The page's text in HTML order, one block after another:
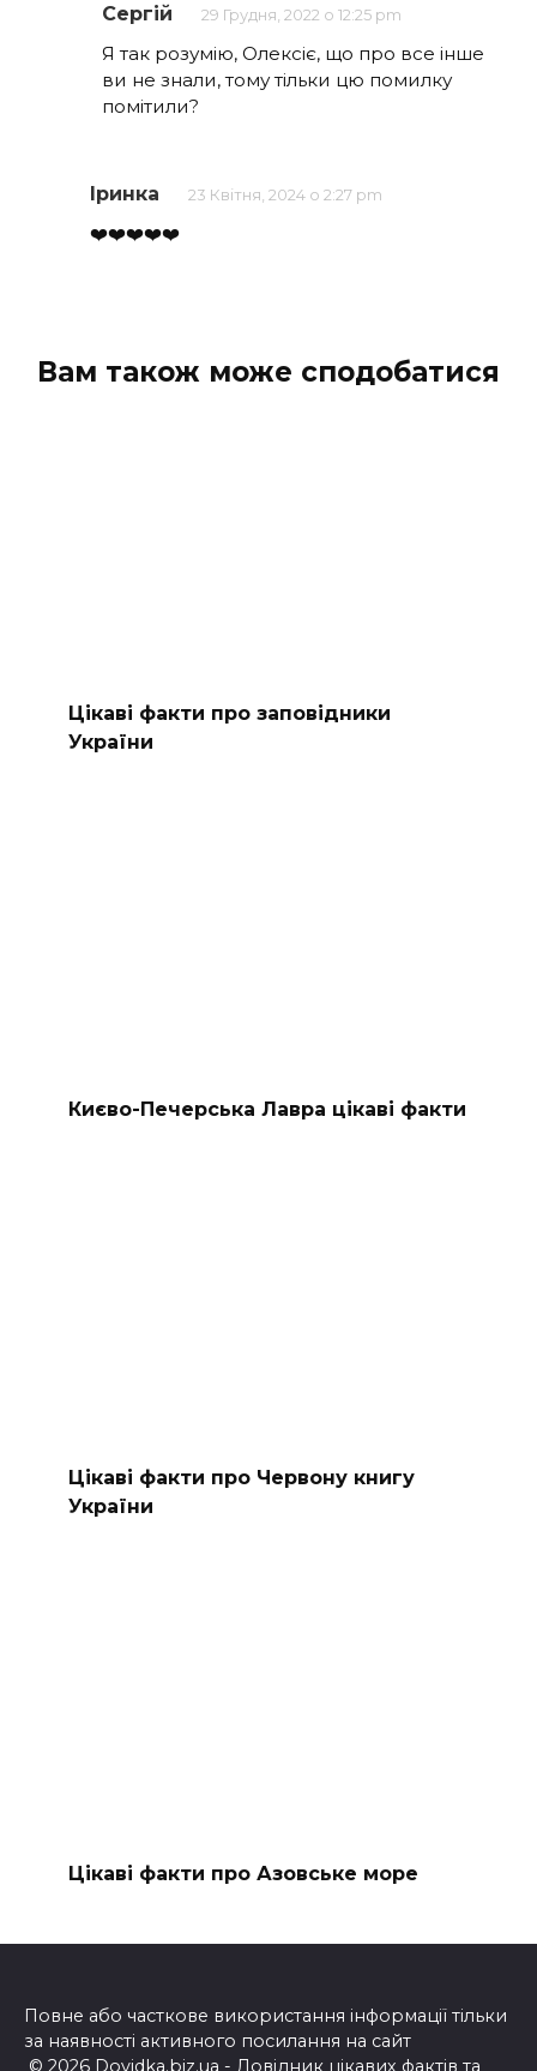
Сергій 29 Грудня, 2022 о 12:25 pm
Я так розумію, Олексіє, що про все інше
ви не знали, тому тільки цю помилку
помітили?
Іринка 23 Квітня, 2024 о 2:27 pm
❤️❤️❤️❤️❤️
Вам також може сподобатися
Цікаві факти про заповідники
України
Києво-Печерська Лавра цікаві факти
Цікаві факти про Червону книгу
України
Цікаві факти про Азовське море
Повне або часткове використання інформації тільки
за наявності активного посилання на сайт
© 2026 Dovidka.biz.ua - Довідник цікавих фактів та